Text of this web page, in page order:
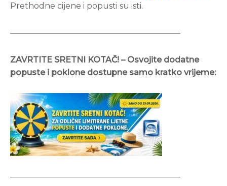
Prethodne cijene i popusti su isti.
—————————————————————
ZAVRTITE SRETNI KOTAČ! – Osvojite dodatne
popuste i poklone dostupne samo kratko vrijeme:
—————————————————————